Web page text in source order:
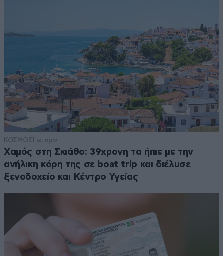
ΚΟΣΜΟΣ1 ω. πριν
Χαμός στη Σκιάθο: 39χρονη τα ήπιε με την
ανήλικη κόρη της σε boat trip και διέλυσε
ξενοδοχείο και Κέντρο Υγείας